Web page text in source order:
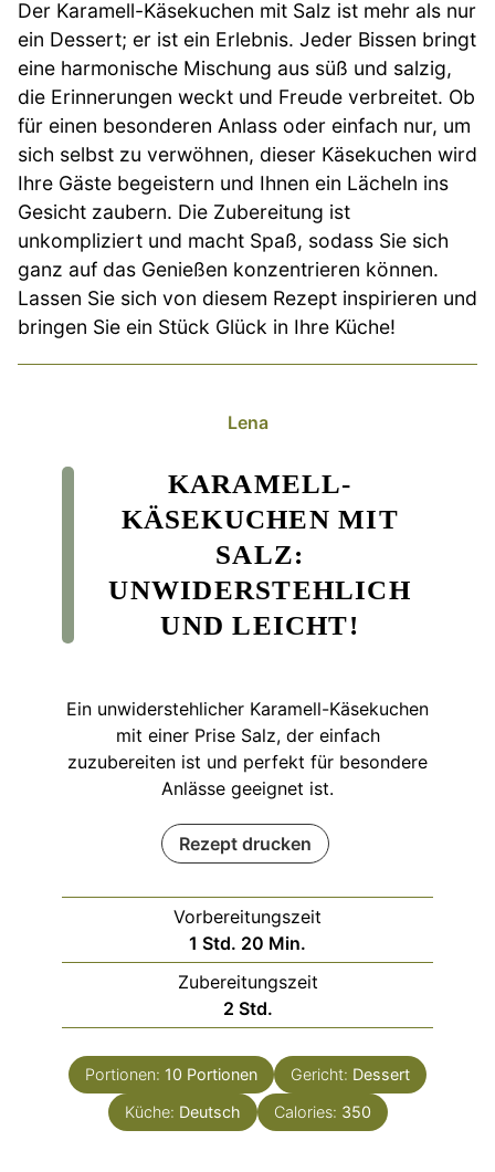
Der Karamell-Käsekuchen mit Salz ist mehr als nur
ein Dessert; er ist ein Erlebnis. Jeder Bissen bringt
eine harmonische Mischung aus süß und salzig,
die Erinnerungen weckt und Freude verbreitet. Ob
für einen besonderen Anlass oder einfach nur, um
sich selbst zu verwöhnen, dieser Käsekuchen wird
Ihre Gäste begeistern und Ihnen ein Lächeln ins
Gesicht zaubern. Die Zubereitung ist
unkompliziert und macht Spaß, sodass Sie sich
ganz auf das Genießen konzentrieren können.
Lassen Sie sich von diesem Rezept inspirieren und
bringen Sie ein Stück Glück in Ihre Küche!
Lena
KARAMELL-
KÄSEKUCHEN MIT
SALZ:
UNWIDERSTEHLICH
UND LEICHT!
Ein unwiderstehlicher Karamell-Käsekuchen
mit einer Prise Salz, der einfach
zuzubereiten ist und perfekt für besondere
Anlässe geeignet ist.
Rezept drucken
Vorbereitungszeit
1 Stunde
Std. 20 Minuten
Min.
Zubereitungszeit
2Stunden
Std.
Portionen: 10 Portionen Gericht: Dessert
Küche: Deutsch Calories: 350